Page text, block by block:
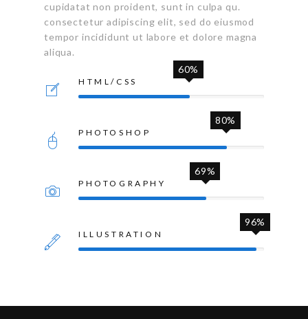
cupidatat non proident, sunt in culpa qu.
consectetur adipiscing elit, sed do eiusmod
tempor incididunt ut labore et dolore magna
aliqua.
HTML/CSS
60%
PHOTOSHOP
80%
PHOTOGRAPHY
69%
ILLUSTRATION
96%